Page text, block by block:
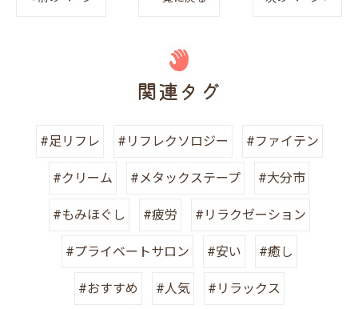
関連タグ
#足リフレ #リフレクソロジー #ファイテン
#クリーム #メタックステープ #大分市
#もみほぐし #疲労 #リラクゼーション
#プライベートサロン #安い #癒し
#おすすめ #人気 #リラックス